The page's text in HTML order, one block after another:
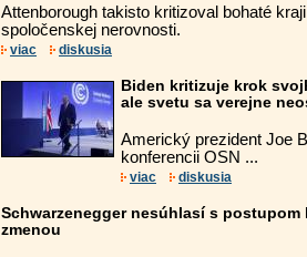
Attenborough takisto kritizoval bohaté
spoločenskej nerovnosti.
viac diskusia
Biden kritizuje krok
ale svetu sa verejne
Americký prezident Joe
konferencii OSN ...
viac diskusia
Schwarzenegger nesúhlasí s
zmenou